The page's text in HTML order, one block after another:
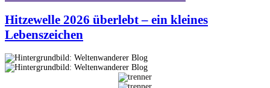
Hitzewelle 2026 überlebt – ein kleines
Lebenszeichen